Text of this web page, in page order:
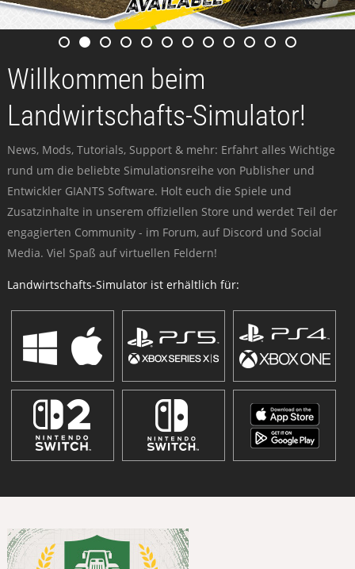
Willkommen beim
Landwirtschafts-Simulator!
News, Mods, Tutorials, Support & mehr: Erfahrt alles Wichtige
rund um die beliebte Simulationsreihe von Publisher und
Entwickler GIANTS Software. Holt euch die Spiele und
Zusatzinhalte in unserem offiziellen Store und werdet Teil der
engagierten Community - im Forum, auf Discord und Social
Media. Viel Spaß auf virtuellen Feldern!
Landwirtschafts-Simulator ist erhältlich für: